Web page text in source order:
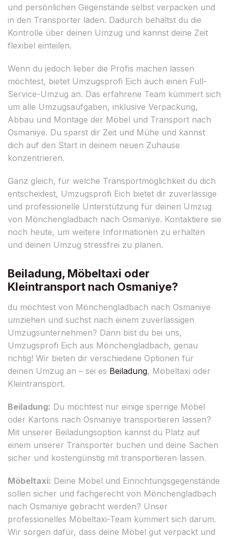
und persönlichen Gegenstände selbst verpacken und
in den Transporter laden. Dadurch behältst du die
Kontrolle über deinen Umzug und kannst deine Zeit
flexibel einteilen.
Wenn du jedoch lieber die Profis machen lassen
möchtest, bietet Umzugsprofi Eich auch einen Full-
Service-Umzug an. Das erfahrene Team kümmert sich
um alle Umzugsaufgaben, inklusive Verpackung,
Abbau und Montage der Möbel und Transport nach
Osmaniye. Du sparst dir Zeit und Mühe und kannst
dich auf den Start in deinem neuen Zuhause
konzentrieren.
Ganz gleich, für welche Transportmöglichkeit du dich
entscheidest, Umzugsprofi Eich bietet dir zuverlässige
und professionelle Unterstützung für deinen Umzug
von Mönchengladbach nach Osmaniye. Kontaktiere sie
noch heute, um weitere Informationen zu erhalten
und deinen Umzug stressfrei zu planen.
Beiladung, Möbeltaxi oder
Kleintransport nach Osmaniye?
du möchtest von Mönchengladbach nach Osmaniye
umziehen und suchst nach einem zuverlässigen
Umzugsunternehmen? Dann bist du bei uns,
Umzugsprofi Eich aus Mönchengladbach, genau
richtig! Wir bieten dir verschiedene Optionen für
deinen Umzug an – sei es Beiladung, Möbeltaxi oder
Kleintransport.
Beiladung: Du möchtest nur einige sperrige Möbel
oder Kartons nach Osmaniye transportieren lassen?
Mit unserer Beiladungsoption kannst du Platz auf
einem unserer Transporter buchen und deine Sachen
sicher und kostengünstig mit transportieren lassen.
Möbeltaxi: Deine Möbel und Einrichtungsgegenstände
sollen sicher und fachgerecht von Mönchengladbach
nach Osmaniye gebracht werden? Unser
professionelles Möbeltaxi-Team kümmert sich darum.
Wir sorgen dafür, dass deine Möbel gut verpackt und